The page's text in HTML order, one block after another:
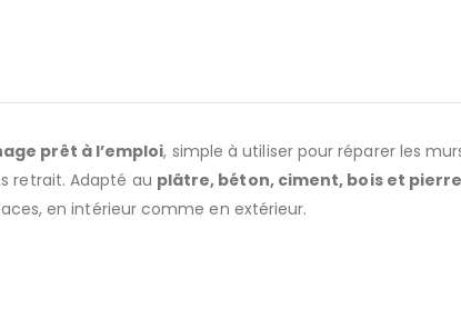
prêt à l’emploi, simple à utiliser pour réparer les
retrait. Adapté au plâtre, béton, ciment, bois et
en intérieur comme en extérieur.